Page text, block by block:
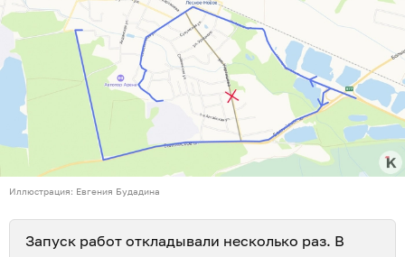
Иллюстрация: Евгения Будадина
Запуск работ откладывали несколько раз. В